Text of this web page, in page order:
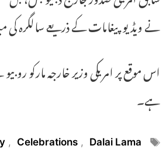
نے ویڈیو پیغامات کے ذریعے سالگرہ کی
اس موقع پر امریکی وزیر خارجہ مارکو
ہے۔
Tags
, Celebrations , Dalai Lama